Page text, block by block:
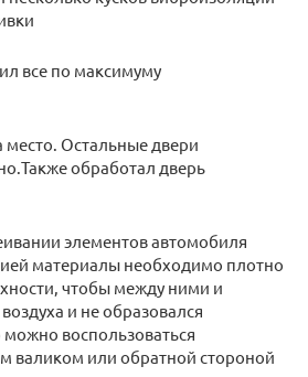
все по максимуму
место. Остальные двери
обработал дверь
элементов автомобиля
материалы необходимо плотно
чтобы между ними и
и не образовался
можно воспользоваться
валиком или обратной стороной